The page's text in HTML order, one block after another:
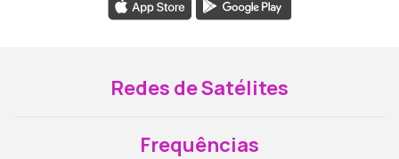
Redes de Satélites
Frequências